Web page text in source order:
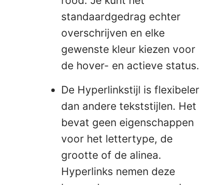
standaardgedrag echter
overschrijven en elke
gewenste kleur kiezen voor
de hover- en actieve status.
De Hyperlinkstijl is flexibeler
dan andere tekststijlen. Het
bevat geen eigenschappen
voor het lettertype, de
grootte of de alinea.
Hyperlinks nemen deze